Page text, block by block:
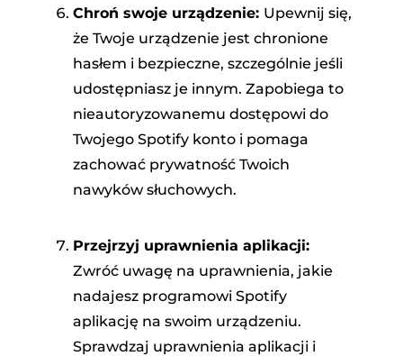
Chroń swoje urządzenie: Upewnij się,
że Twoje urządzenie jest chronione
hasłem i bezpieczne, szczególnie jeśli
udostępniasz je innym. Zapobiega to
nieautoryzowanemu dostępowi do
Twojego Spotify konto i pomaga
zachować prywatność Twoich
nawyków słuchowych.
Przejrzyj uprawnienia aplikacji:
Zwróć uwagę na uprawnienia, jakie
nadajesz programowi Spotify
aplikację na swoim urządzeniu.
Sprawdzaj uprawnienia aplikacji i